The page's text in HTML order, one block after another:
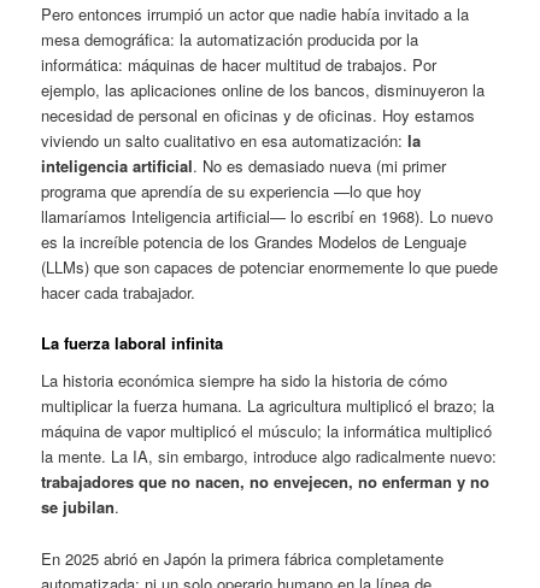
Pero entonces irrumpió un actor que nadie había invitado a la
mesa demográfica: la automatización producida por la
informática: máquinas de hacer multitud de trabajos. Por
ejemplo, las aplicaciones online de los bancos, disminuyeron la
necesidad de personal en oficinas y de oficinas. Hoy estamos
viviendo un salto cualitativo en esa automatización:la
inteligencia artificial. No es demasiado nueva (mi primer
programa que aprendía de su experiencia —lo que hoy
llamaríamos Inteligencia artificial— lo escribí en 1968). Lo nuevo
es la increíble potencia de los Grandes Modelos de Lenguaje
(LLMs) que son capaces de potenciar enormemente lo que puede
hacer cada trabajador.
La fuerza laboral infinita
La historia económica siempre ha sido la historia de cómo
multiplicar la fuerza humana. La agricultura multiplicó el brazo; la
máquina de vapor multiplicó el músculo; la informática multiplicó
la mente. La IA, sin embargo, introduce algo radicalmente nuevo:
trabajadores que no nacen, no envejecen, no enferman y no
se jubilan.
En 2025 abrió en Japón la primera fábrica completamente
automatizada: ni un solo operario humano en la línea de